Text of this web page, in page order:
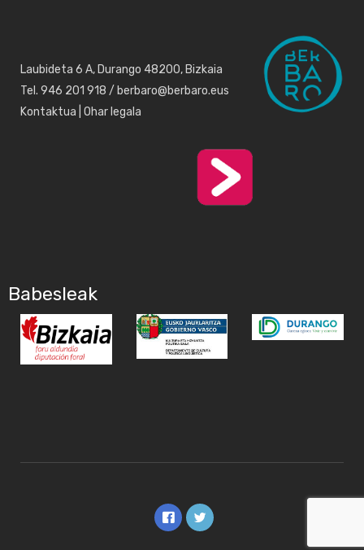
Laubideta 6 A, Durango 48200, Bizkaia
Tel. 946 201 918 / berbaro@berbaro.eus
Kontaktua Ohar legala
Babesleak